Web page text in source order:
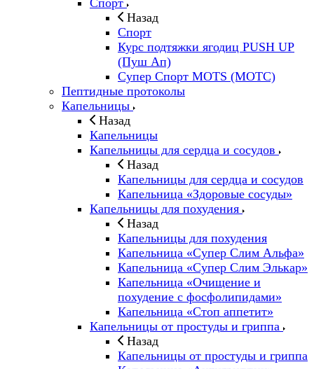
Спорт
Назад
Спорт
Курс подтяжки ягодиц PUSH UP
(Пуш Ап)
Супер Спорт MOTS (МОТС)
Пептидные протоколы
Капельницы
Назад
Капельницы
Капельницы для сердца и сосудов
Назад
Капельницы для сердца и сосудов
Капельница «Здоровые сосуды»
Капельницы для похудения
Назад
Капельницы для похудения
Капельница «Супер Слим Альфа»
Капельница «Супер Слим Элькар»
Капельница «Очищение и
похудение с фосфолипидами»
Капельница «Стоп аппетит»
Капельницы от простуды и гриппа
Назад
Капельницы от простуды и гриппа